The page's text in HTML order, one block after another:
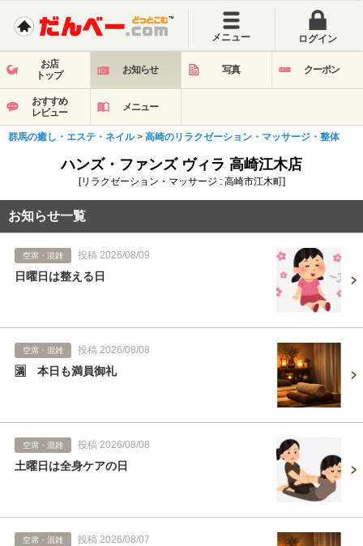
メニュー ログイン
お店
トップ
お知らせ 写真 クーポン
おすすめ
レビュー
メニュー
群馬の癒し・エステ・ネイル> 高崎のリラクゼーション・マッサージ・整体
ハンズ・ファンズ ヴィラ 高崎江木店
[リラクゼーション・マッサージ : 高崎市江木町]
お知らせ一覧
空席・混雑 投稿 2026/08/09
日曜日は整える日
空席・混雑 投稿 2026/08/08
🈵 本日も満員御礼
空席・混雑 投稿 2026/08/08
土曜日は全身ケアの日
空席・混雑 投稿 2026/08/07